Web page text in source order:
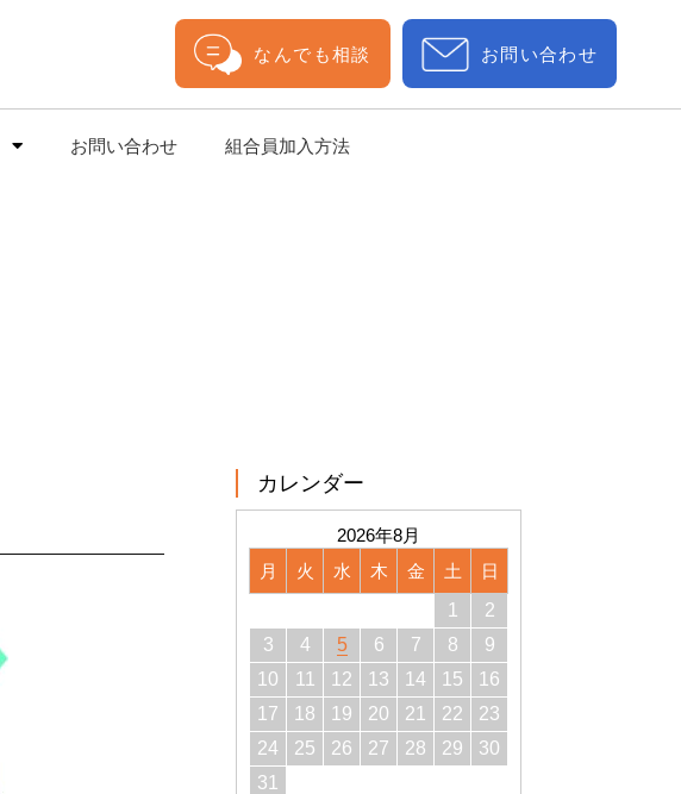
なんでも相談 お問い合わせ
お問い合わせ 組合員加入方法
カレンダー
2026年8月
月
火 水 木 金 土
日
1
2
3
4 5 6 7 8
9
10
11 12 13 14 15
16
17
18 19 20 21 22
23
24
25 26 27 28 29
30
31